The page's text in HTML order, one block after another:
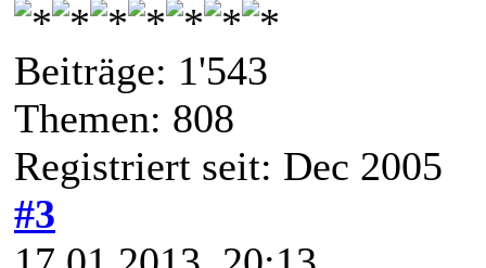
Beiträge: 1'543
Themen: 808
Registriert seit: Dec 2005
#3